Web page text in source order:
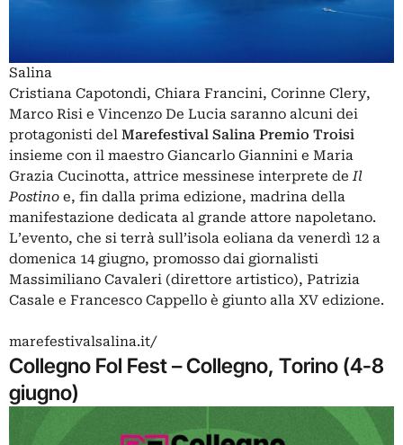
Salina
Cristiana Capotondi, Chiara Francini, Corinne Clery,
Marco Risi e Vincenzo De Lucia saranno alcuni dei
protagonisti del Marefestival Salina Premio Troisi
insieme con il maestro Giancarlo Giannini e Maria
Grazia Cucinotta, attrice messinese interprete deIl
Postino e, fin dalla prima edizione, madrina della
manifestazione dedicata al grande attore napoletano.
L’evento, che si terrà sull’isola eoliana da venerdì 12 a
domenica 14 giugno, promosso dai giornalisti
Massimiliano Cavaleri (direttore artistico), Patrizia
Casale e Francesco Cappello è giunto alla XV edizione.
marefestivalsalina.it/
Collegno Fol Fest – Collegno, Torino (4-8
giugno)